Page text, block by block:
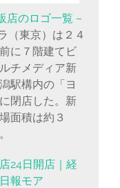
店のロゴ一覧 –
東京）は２４
に７階建てビ
チメディア新
駅構内の「ヨ
閉店した。新
面積は約３
24日開店｜経
報モア